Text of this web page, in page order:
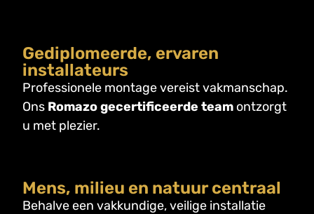
Gediplomeerde, ervaren
installateurs
Professionele montage vereist vakmanschap.
Ons Romazo gecertificeerde team ontzorgt
u met plezier.
Mens, milieu en natuur centraal
Behalve een vakkundige, veilige installatie